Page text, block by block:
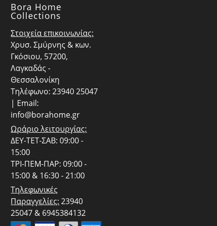
Bora Home
Collections
Στοιχεία επικοινωνίας:
Χρυσ. Σμύρνης & κων.
Γκόσιου, 57200,
Λαγκαδάς -
Θεσσαλονίκη
Τηλέφωνο: 23940 25047
| Email:
info@borahome.gr
Ωράριο λειτουργίας:
ΔΕΥ-ΤΕΤ-ΣΑΒ: 09:00 -
15:00
ΤΡΙ-ΠΕΜ-ΠΑΡ: 09:00 -
15:00 & 16:30 - 21:00
Τηλεφωνικές
Παραγγελίες: 23940
25047 & 6945384132